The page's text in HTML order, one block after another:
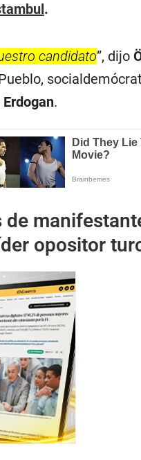
.
candidato”, dijo
Erdogan.
de
opositor